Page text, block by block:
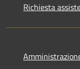
Richiesta